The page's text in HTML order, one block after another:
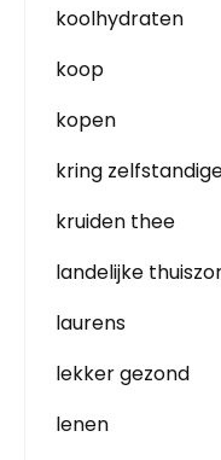
koolhydraten
koop
kopen
kring
kruiden thee
landelijke
laurens
lekker gezond
lenen